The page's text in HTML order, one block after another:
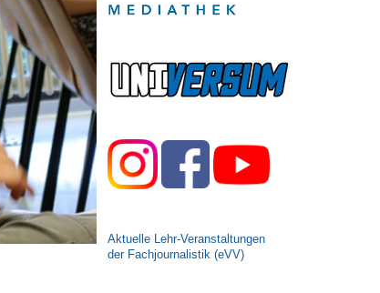
Aktuelle Lehr-Veranstaltungen
der Fachjournalistik (eVV)